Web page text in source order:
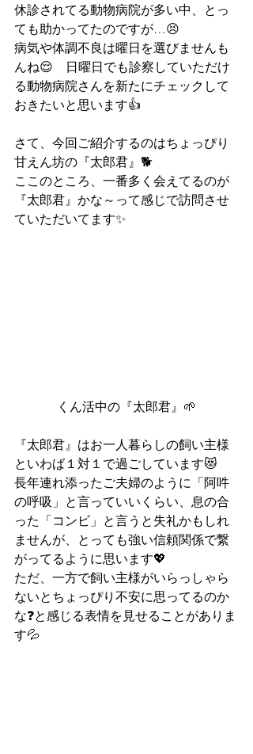
休診されてる動物病院が多い中、とっ
ても助かってたのですが…😣
病気や体調不良は曜日を選びませんも
んね😌　日曜日でも診察していただけ
る動物病院さんを新たにチェックして
おきたいと思います👍
さて、今回ご紹介するのはちょっぴり
甘えん坊の『太郎君』🐕
ここのところ、一番多く会えてるのが
『太郎君』かな～って感じで訪問させ
ていただいてます✨
くん活中の『太郎君』🌱
『太郎君』はお一人暮らしの飼い主様
といわば１対１で過ごしています😻
長年連れ添ったご夫婦のように「阿吽
の呼吸」と言っていいくらい、息の合
った「コンビ」と言うと失礼かもしれ
ませんが、とっても強い信頼関係で繋
がってるように思います💖
ただ、一方で飼い主様がいらっしゃら
ないとちょっぴり不安に思ってるのか
な❓と感じる表情を見せることがありま
す💦